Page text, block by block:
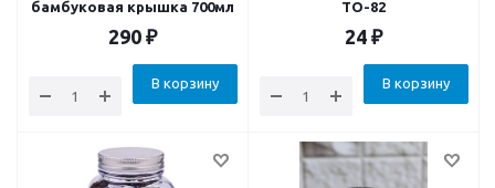
бамбуковая крышка 700мл
290 ₽
В корзину
ТО-82
24 ₽
В корзину